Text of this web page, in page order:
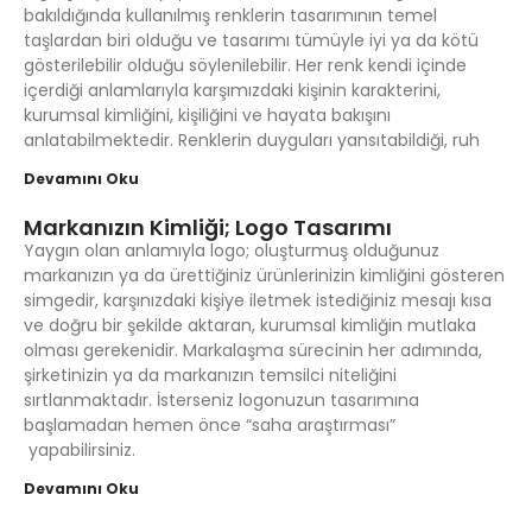
bakıldığında kullanılmış renklerin tasarımının temel
taşlardan biri olduğu ve tasarımı tümüyle iyi ya da kötü
gösterilebilir olduğu söylenilebilir. Her renk kendi içinde
içerdiği anlamlarıyla karşımızdaki kişinin karakterini,
kurumsal kimliğini, kişiliğini ve hayata bakışını
anlatabilmektedir. Renklerin duyguları yansıtabildiği, ruh
Devamını Oku
Markanızın Kimliği; Logo Tasarımı
Yaygın olan anlamıyla logo; oluşturmuş olduğunuz
markanızın ya da ürettiğiniz ürünlerinizin kimliğini gösteren
simgedir, karşınızdaki kişiye iletmek istediğiniz mesajı kısa
ve doğru bir şekilde aktaran, kurumsal kimliğin mutlaka
olması gerekenidir. Markalaşma sürecinin her adımında,
şirketinizin ya da markanızın temsilci niteliğini
sırtlanmaktadır. İsterseniz logonuzun tasarımına
başlamadan hemen önce “saha araştırması”
yapabilirsiniz.
Devamını Oku